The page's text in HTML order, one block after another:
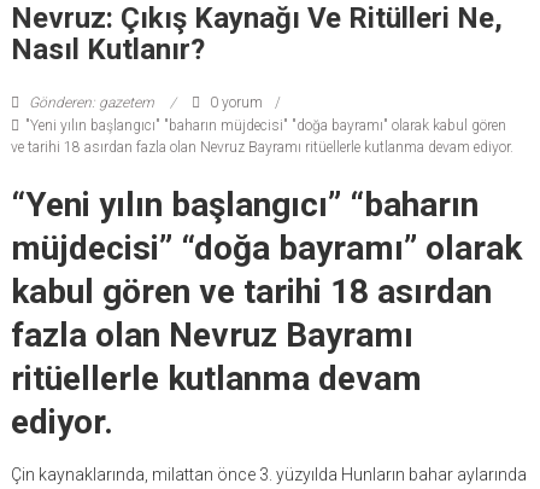
Nevruz: Çıkış Kaynağı Ve Ritülleri Ne,
Nasıl Kutlanır?
Gönderen: gazetem
0 yorum
"Yeni yılın başlangıcı" "baharın müjdecisi" "doğa bayramı" olarak kabul gören
ve tarihi 18 asırdan fazla olan Nevruz Bayramı ritüellerle kutlanma devam ediyor.
“Yeni yılın başlangıcı” “baharın
müjdecisi” “doğa bayramı” olarak
kabul gören ve tarihi 18 asırdan
fazla olan Nevruz Bayramı
ritüellerle kutlanma devam
ediyor.
Çin kaynaklarında, milattan önce 3. yüzyılda Hunların bahar aylarında